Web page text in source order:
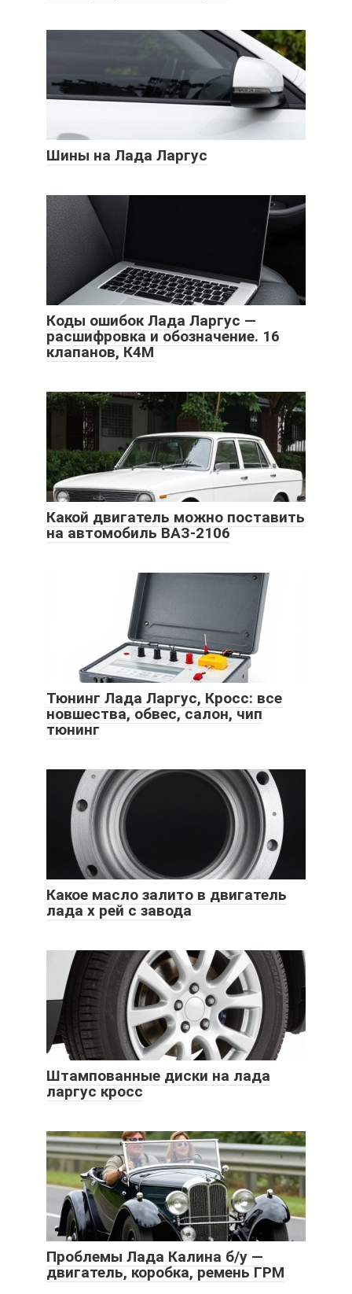
Шины на Лада Ларгус
Коды ошибок Лада Ларгус —
расшифровка и обозначение. 16
клапанов, К4М
Какой двигатель можно поставить
на автомобиль ВАЗ-2106
Тюнинг Лада Ларгус, Кросс: все
новшества, обвес, салон, чип
тюнинг
Какое масло залито в двигатель
лада х рей с завода
Штампованные диски на лада
ларгус кросс
Проблемы Лада Калина б/у —
двигатель, коробка, ремень ГРМ